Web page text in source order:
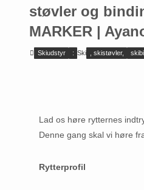
støvler og
MARKER |
Skiudstyr : Ski , skistøvler,
Lad os høre rytternes
Denne gang skal vi høre
Rytterprofil